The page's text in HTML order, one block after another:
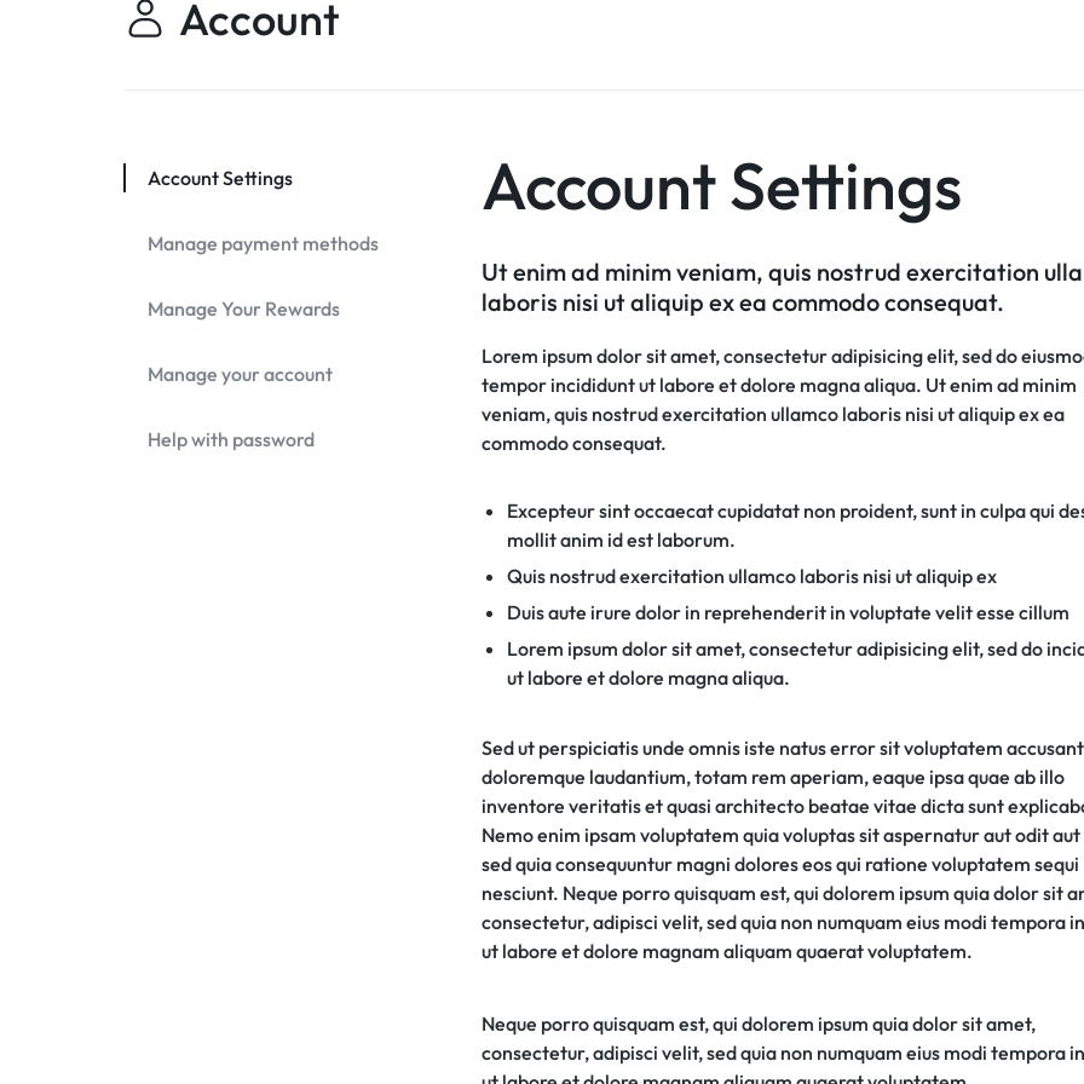
WITHAccount
Account Settings
Ut enim ad minim veniam, quis nostrud exercitation
laboris nisi ut aliquip ex ea commodo consequat.
Lorem ipsum dolor sit amet, consectetur adipisicing elit, sed do
tempor incididunt ut labore et dolore magna aliqua. Ut enim ad minim
veniam, quis nostrud exercitation ullamco laboris nisi ut aliquip ex ea
commodo consequat.
Excepteur sint occaecat cupidatat non proident, sunt in culpa qui
mollit anim id est laborum.
Quis nostrud exercitation ullamco laboris nisi ut aliquip ex
Duis aute irure dolor in reprehenderit in voluptate velit esse cillum
Lorem ipsum dolor sit amet, consectetur adipisicing elit, sed do
ut labore et dolore magna aliqua.
Sed ut perspiciatis unde omnis iste natus error sit voluptatem
doloremque laudantium, totam rem aperiam, eaque ipsa quae ab illo
inventore veritatis et quasi architecto beatae vitae dicta sunt
Nemo enim ipsam voluptatem quia voluptas sit aspernatur aut odit
sed quia consequuntur magni dolores eos qui ratione voluptatem sequi
nesciunt. Neque porro quisquam est, qui dolorem ipsum quia dolor sit
consectetur, adipisci velit, sed quia non numquam eius modi tempora
ut labore et dolore magnam aliquam quaerat voluptatem.
Neque porro quisquam est, qui dolorem ipsum quia dolor sit amet,
consectetur, adipisci velit, sed quia non numquam eius modi tempora
Account Settings
Manage payment methods
Manage Your Rewards
Manage your account
Help with password